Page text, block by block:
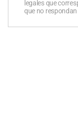
legales que
que no